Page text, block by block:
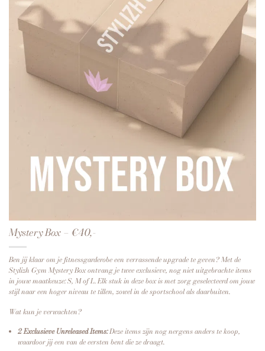
Mystery Box – €40,-
Ben jij klaar om je fitnessgarderobe een verrassende upgrade te geven? Met de
Stylizh Gym Mystery Box ontvang je twee exclusieve, nog niet uitgebrachte items
in jouw maatkeuze: S, M of L. Elk stuk in deze box is met zorg geselecteerd om jouw
stijl naar een hoger niveau te tillen, zowel in de sportschool als daarbuiten.
Wat kun je verwachten?
2 Exclusieve Unreleased Items:Deze items zijn nog nergens anders te koop,
waardoor jij een van de eersten bent die ze draagt.